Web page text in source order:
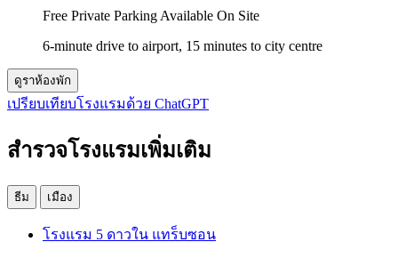
Free Private Parking Available On Site
6-minute drive to airport, 15 minutes to city centre
ดูราห้องพัก
เปรียบเทียบโรงแรมด้วย ChatGPT
สำรวจโรงแรมเพิ่มเติม
ธีม เมือง
โรงแรม 5 ดาวใน แทร็บซอน